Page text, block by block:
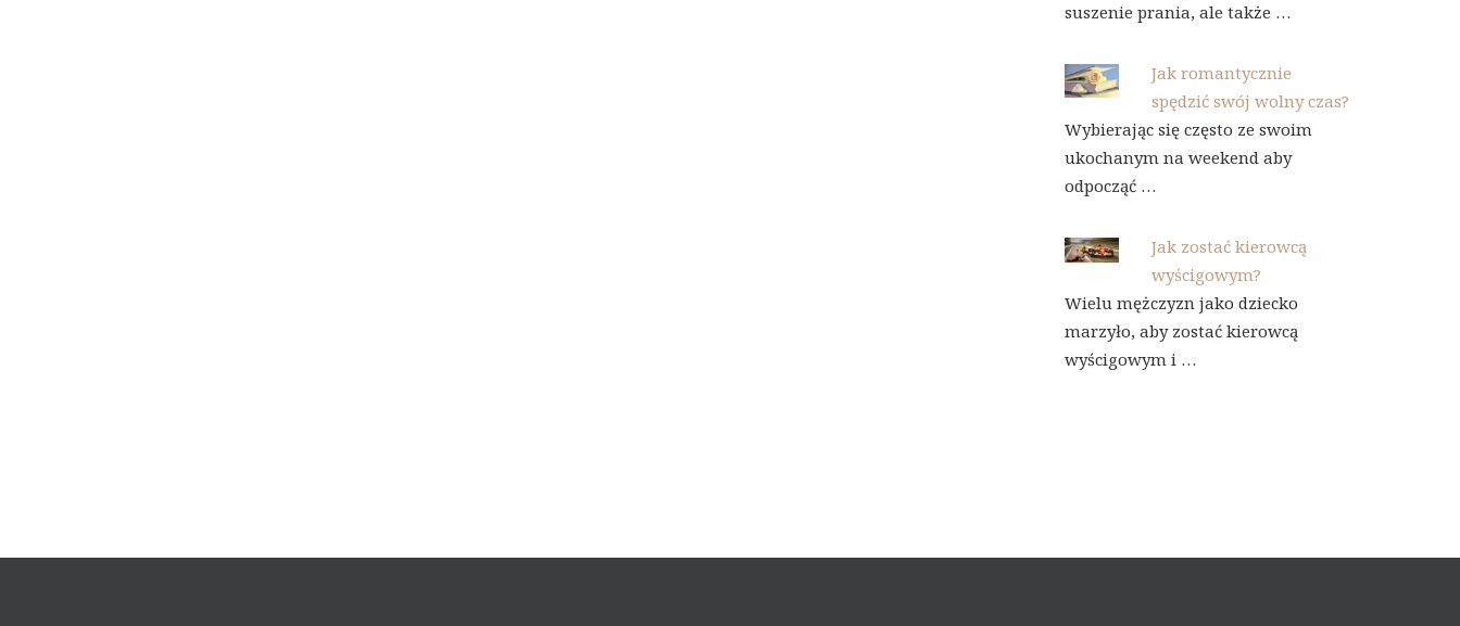
suszenie prania, ale także …
Jak romantycznie
spędzić swój wolny czas?
Wybierając się często ze swoim
ukochanym na weekend aby
odpocząć …
Jak zostać kierowcą
wyścigowym?
Wielu mężczyzn jako dziecko
marzyło, aby zostać kierowcą
wyścigowym i …